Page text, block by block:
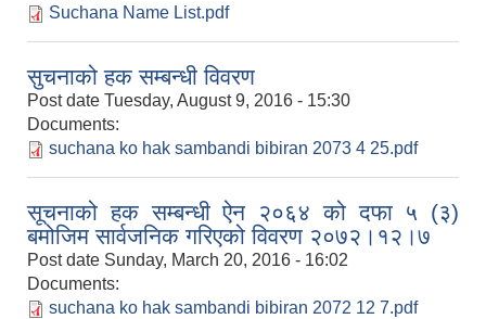
Suchana Name List.pdf
सुचनाको हक सम्बन्धी विवरण
Post date Tuesday, August 9, 2016 - 15:30
Documents:
suchana ko hak sambandi bibiran 2073 4 25.pdf
सूचनाको हक सम्बन्धी ऐन २०६४ को दफा ५ (३)
बमोजिम सार्वजनिक गरिएको विवरण २०७२।१२।७
Post date Sunday, March 20, 2016 - 16:02
Documents:
suchana ko hak sambandi bibiran 2072 12 7.pdf